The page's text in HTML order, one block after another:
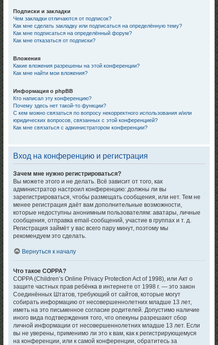
Подписки и закладки
Чем закладки отличаются от подписок?
Как мне сделать закладку или подписаться на определённую тему?
Как мне подписаться на определённый форум?
Как мне отказаться от подписки?
Вложения
Какие вложения разрешены на этой конференции?
Как мне найти мои вложения?
Информация о phpBB
Кто написал эту конференцию?
Почему здесь нет такой-то функции?
С кем можно связаться по вопросу некорректного использования и/или
юридических вопросов, связанных с этой конференцией?
Как мне связаться с администратором конференции?
Вход на конференцию и регистрация
Зачем мне нужно регистрироваться?
Вы можете этого и не делать. Всё зависит от того, как
администратор настроил конференцию: должны ли вы
зарегистрироваться, чтобы размещать сообщения, или нет. Тем не
менее регистрация даёт вам дополнительные возможности,
которые недоступны анонимным пользователям: аватары, личные
сообщения, отправка email-сообщений, участие в группах и т. д.
Регистрация займёт у вас всего пару минут, поэтому мы
рекомендуем это сделать.
Вернуться к началу
Что такое COPPA?
COPPA (Children’s Online Privacy Protection Act of 1998), или Акт о
защите частных прав ребёнка в интернете от 1998 г. — это закон
Соединённых Штатов, требующий от сайтов, которые могут
собирать информацию от несовершеннолетних младше 13 лет,
иметь на это письменное согласие родителей. Допустимо наличие
иного вида подтверждения того, что опекуны разрешают сбор
личной информации от несовершеннолетних младше 13 лет. Если
вы не уверены, применимо ли это к вам, как к регистрирующемуся
на конференции, или к самой конференции, обратитесь за